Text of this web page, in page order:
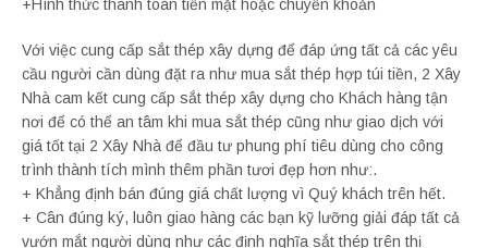
+Hình thức thanh toán tiền mặt hoặc chuyển khoản
Với việc cung cấp sắt thép xây dựng để đáp ứng tất cả các yêu
cầu người cần dùng đặt ra như mua sắt thép hợp túi tiền, 2 Xây
Nhà cam kết cung cấp sắt thép xây dựng cho Khách hàng tận
nơi để có thể an tâm khi mua sắt thép cũng như giao dịch với
giá tốt tại 2 Xây Nhà để đầu tư phung phí tiêu dùng cho công
trình thành tích mình thêm phần tươi đẹp hơn như:.
+ Khẳng định bán đúng giá chất lượng vì Quý khách trên hết.
+ Cân đúng ký, luôn giao hàng các bạn kỹ lưỡng giải đáp tất cả
vướn mắt người dùng như các định nghĩa sắt thép trên thị